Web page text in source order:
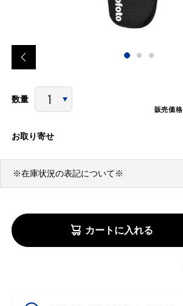
数量
販売価格
お取り寄せ
※在庫状況の表記について※
カートに入れる